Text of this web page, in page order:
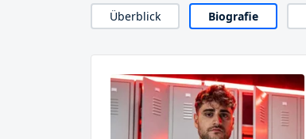
Überblick Biografie